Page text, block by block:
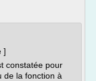
]
constatée pour
de la fonction à